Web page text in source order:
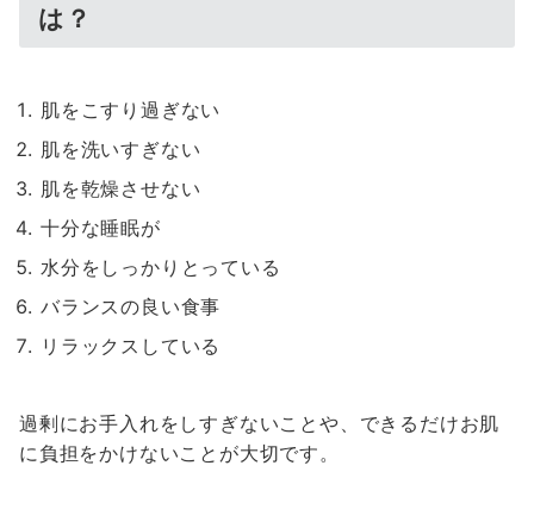
は？
肌をこすり過ぎない
肌を洗いすぎない
肌を乾燥させない
十分な睡眠が
水分をしっかりとっている
バランスの良い食事
リラックスしている
過剰にお手入れをしすぎないことや、できるだけお肌
に負担をかけないことが大切です。